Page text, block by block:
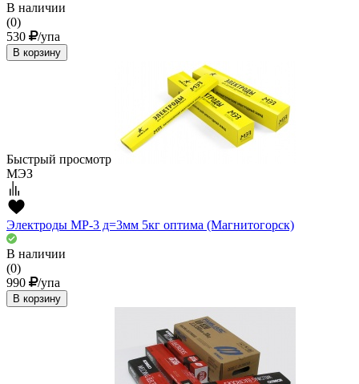
В наличии
(0)
530
/упа
В корзину
Быстрый просмотр
МЭЗ
Электроды МР-3 д=3мм 5кг оптима (Магнитогорск)
В наличии
(0)
990
/упа
В корзину